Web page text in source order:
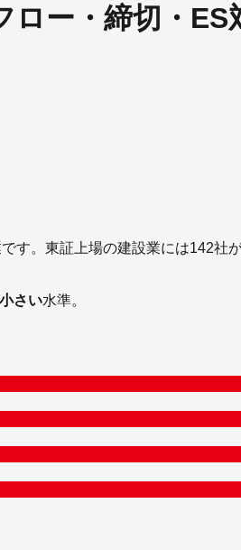
ロー・締切・ES
です。 東証上場の建設業には142社
さい水準。